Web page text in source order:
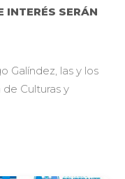
INTERÉS SERÁN
Galíndez, las y los
Culturas y